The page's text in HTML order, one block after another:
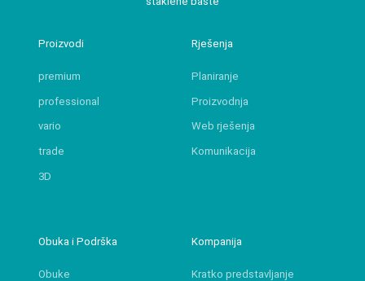
Proizvodi
premium
professional
vario
trade
3D
Rješenja
Planiranje
Proizvodnja
Web rješenja
Komunikacija
Obuka i Podrška
Obuke
Kompanija
Kratko predstavljanje